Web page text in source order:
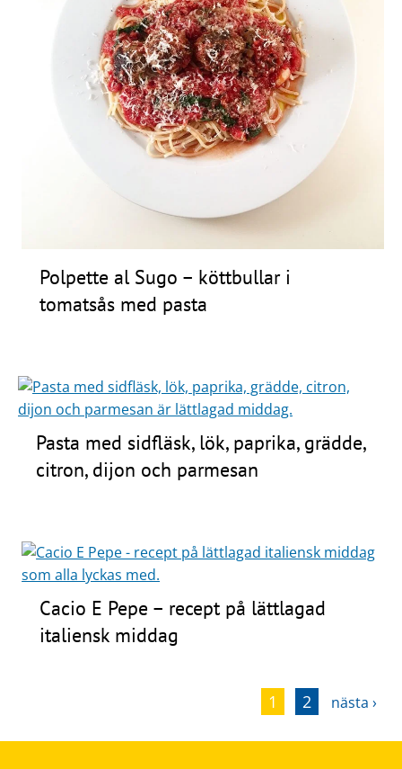
Polpette al Sugo – köttbullar i
tomatsås med pasta
Pasta med sidfläsk, lök, paprika, grädde,
citron, dijon och parmesan
Cacio E Pepe – recept på lättlagad
italiensk middag
1 2 nästa ›